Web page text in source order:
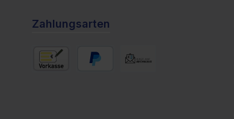
Zahlungsarten